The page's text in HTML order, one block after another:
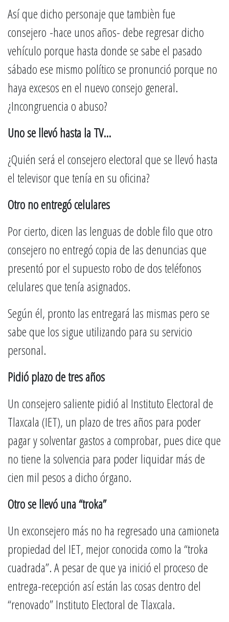
Así que dicho personaje que tambièn fue
consejero -hace unos años- debe regresar dicho
vehículo porque hasta donde se sabe el pasado
sábado ese mismo político se pronunció porque no
haya excesos en el nuevo consejo general.
¿Incongruencia o abuso?
Uno se llevó hasta la TV…
¿Quién será el consejero electoral que se llevó hasta
el televisor que tenía en su oficina?
Otro no entregó celulares
Por cierto, dicen las lenguas de doble filo que otro
consejero no entregó copia de las denuncias que
presentó por el supuesto robo de dos teléfonos
celulares que tenía asignados.
Según él, pronto las entregará las mismas pero se
sabe que los sigue utilizando para su servicio
personal.
Pidió plazo de tres años
Un consejero saliente pidió al Instituto Electoral de
Tlaxcala (IET), un plazo de tres años para poder
pagar y solventar gastos a comprobar, pues dice que
no tiene la solvencia para poder liquidar más de
cien mil pesos a dicho órgano.
Otro se llevó una “troka”
Un exconsejero más no ha regresado una camioneta
propiedad del IET, mejor conocida como la “troka
cuadrada”. A pesar de que ya inició el proceso de
entrega-recepción así están las cosas dentro del
“renovado” Instituto Electoral de Tlaxcala.